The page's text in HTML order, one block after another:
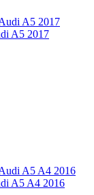
A5 2017
A5 A4 2016